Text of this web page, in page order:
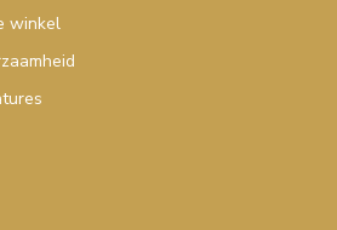
winkel